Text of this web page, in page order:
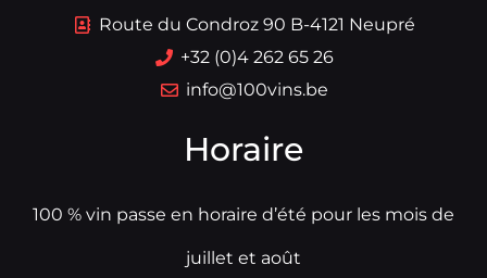
Route du Condroz 90 B-4121 Neupré
+32 (0)4 262 65 26
info@100vins.be
Horaire
100 % vin passe en horaire d’été pour les mois de
juillet et août